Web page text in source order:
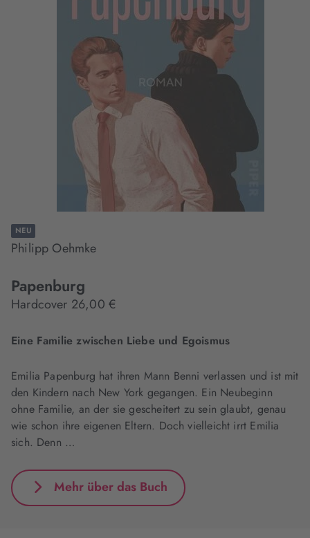
NEU
Philipp Oehmke
Papenburg
Hardcover 26,00 €
Eine Familie zwischen Liebe und Egoismus
Emilia Papenburg hat ihren Mann Benni verlassen und ist mit
den Kindern nach New York gegangen. Ein Neubeginn
ohne Familie, an der sie gescheitert zu sein glaubt, genau
wie schon ihre eigenen Eltern. Doch vielleicht irrt Emilia
sich. Denn …
Mehr über das Buch